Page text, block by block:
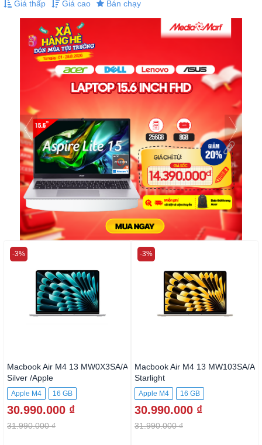
Giá thấp Giá cao Bán chạy
Macbook Air M4 13 MW0X3SA/A
Silver /Apple
M4/10CPU/10GPU/16GB/512G
BSSD
Apple M4 16 GB
30.990.000 ₫
31.990.000 ₫
-3%
Macbook Air M4 13 MW103SA/A
Starlight
Apple M4
16 GB
512GB SSD
30.990.000 ₫
31.990.000 ₫
-3%